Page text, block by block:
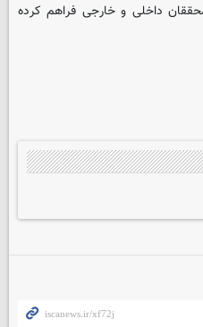
داخلی و خارجی فراهم کرده